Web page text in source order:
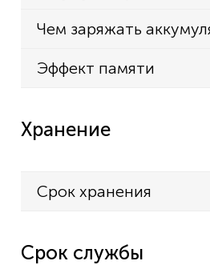
Чем заряжать
Эффект памяти
Хранение
Срок хранения
Срок службы